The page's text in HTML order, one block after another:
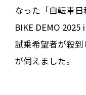
なった「自転車
BIKE DEMO
試乗希望者が殺
が伺えました。